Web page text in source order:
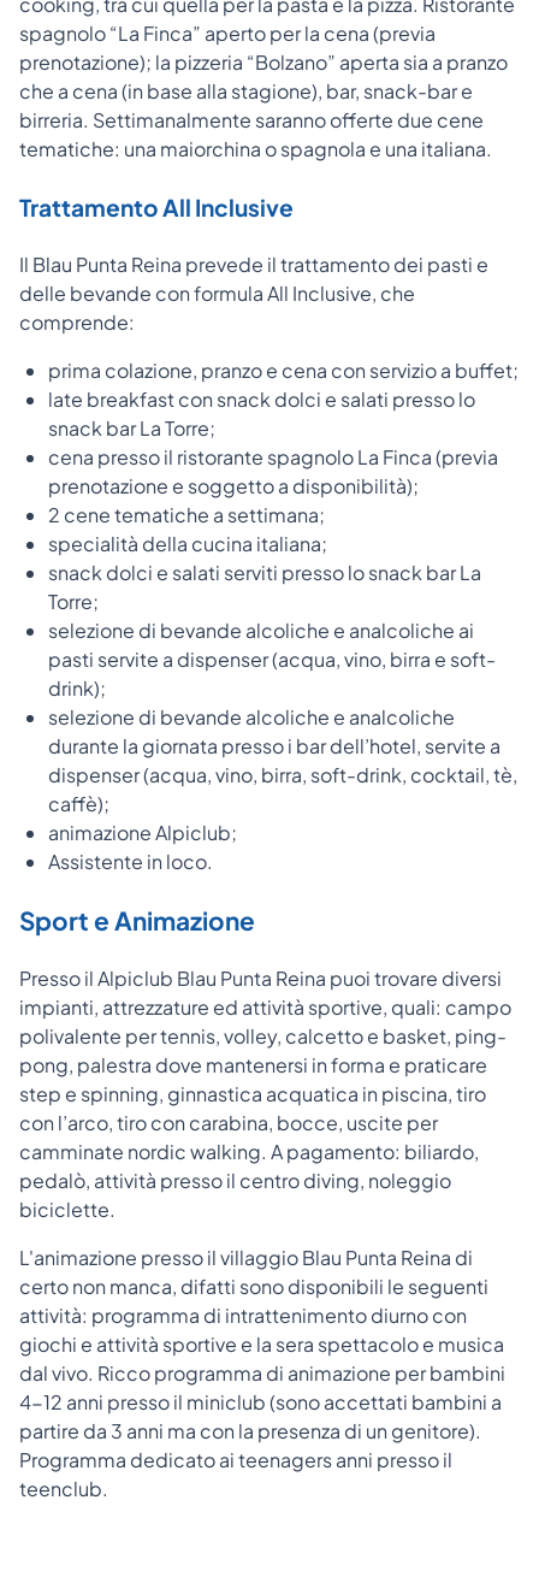
spagnolo “La Finca” aperto per la cena (previa
prenotazione); la pizzeria “Bolzano” aperta sia a pranzo
che a cena (in base alla stagione), bar, snack-bar e
birreria. Settimanalmente saranno offerte due cene
tematiche: una maiorchina o spagnola e una italiana.
Trattamento All Inclusive
Il Blau Punta Reina prevede il trattamento dei pasti e
delle bevande con formula All Inclusive, che
comprende:
prima colazione, pranzo e cena con servizio a buffet;
late breakfast con snack dolci e salati presso lo
snack bar La Torre;
cena presso il ristorante spagnolo La Finca (previa
prenotazione e soggetto a disponibilità);
2 cene tematiche a settimana;
specialità della cucina italiana;
snack dolci e salati serviti presso lo snack bar La
Torre;
selezione di bevande alcoliche e analcoliche ai
pasti servite a dispenser (acqua, vino, birra e soft-
drink);
selezione di bevande alcoliche e analcoliche
durante la giornata presso i bar dell’hotel, servite a
dispenser (acqua, vino, birra, soft-drink, cocktail, tè,
caffè);
animazione Alpiclub;
Assistente in loco.
Sport e Animazione
Presso il Alpiclub Blau Punta Reina puoi trovare diversi
impianti, attrezzature ed attività sportive, quali: campo
polivalente per tennis, volley, calcetto e basket, ping-
pong, palestra dove mantenersi in forma e praticare
step e spinning, ginnastica acquatica in piscina, tiro
con l’arco, tiro con carabina, bocce, uscite per
camminate nordic walking. A pagamento: biliardo,
pedalò, attività presso il centro diving, noleggio
biciclette.
L'animazione presso il villaggio Blau Punta Reina di
certo non manca, difatti sono disponibili le seguenti
attività: programma di intrattenimento diurno con
giochi e attività sportive e la sera spettacolo e musica
dal vivo. Ricco programma di animazione per bambini
4-12 anni presso il miniclub (sono accettati bambini a
partire da 3 anni ma con la presenza di un genitore).
Programma dedicato ai teenagers anni presso il
teenclub.